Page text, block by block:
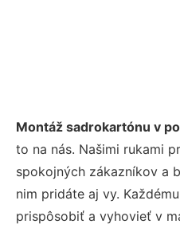
Montáž sadrokartónu v
to na nás. Našimi rukami
spokojných zákazníkov a
nim pridáte aj vy.
prispôsobiť a vyhovieť v